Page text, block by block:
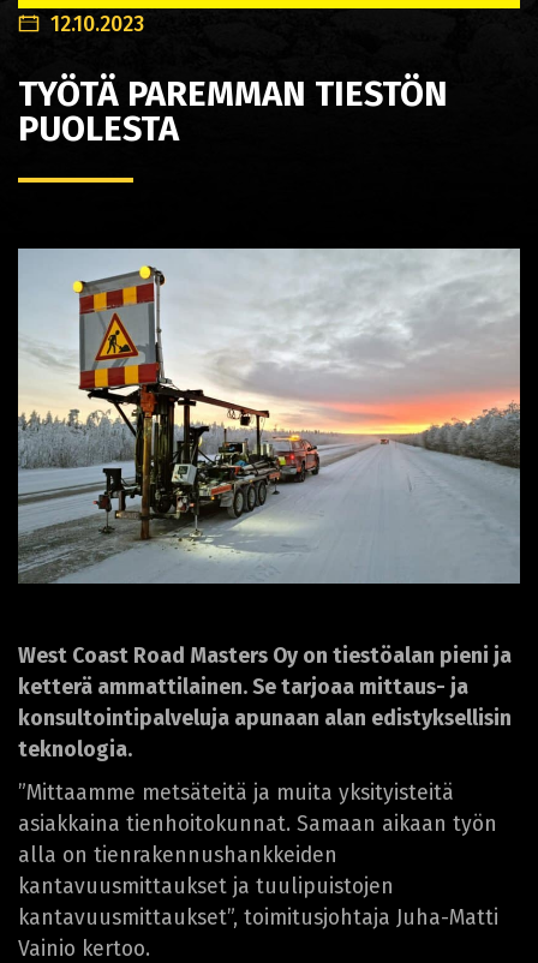
12.10.2023
TYÖTÄ PAREMMAN TIESTÖN
PUOLESTA
West Coast Road Masters Oy on tiestöalan pieni ja
ketterä ammattilainen. Se tarjoaa mittaus- ja
konsultointipalveluja apunaan alan edistyksellisin
teknologia.
”Mittaamme metsäteitä ja muita yksityisteitä
asiakkaina tienhoitokunnat. Samaan aikaan työn
alla on tienrakennushankkeiden
kantavuusmittaukset ja tuulipuistojen
kantavuusmittaukset”, toimitusjohtaja Juha-Matti
Vainio kertoo.